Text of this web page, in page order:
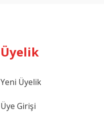
Üyelik
Yeni Üyelik
Üye Girişi